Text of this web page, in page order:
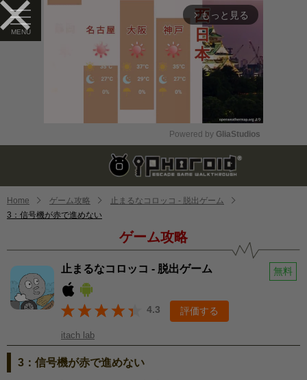
arrow_forward_ios もっと見る
Mute
Powered by GliaStudios
Home ゲーム攻略
止まるなコロッコ - 脱出ゲーム
3：信号機が赤で進めない
ゲーム攻略
止まるなコロッコ - 脱出ゲーム 無料
4.3 評価する
itach lab
3：信号機が赤で進めない